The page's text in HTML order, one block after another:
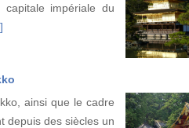
impériale du
ainsi que le cadre
depuis des siècles un